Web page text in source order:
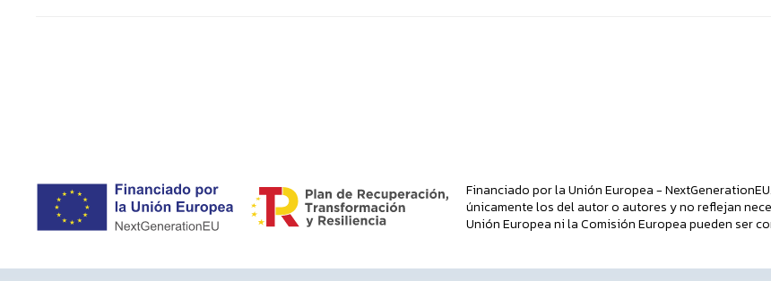
Financiado por la Unión Europea -
únicamente los del autor o autores y no reflejan
Unión Europea ni la Comisión Europea pueden ser